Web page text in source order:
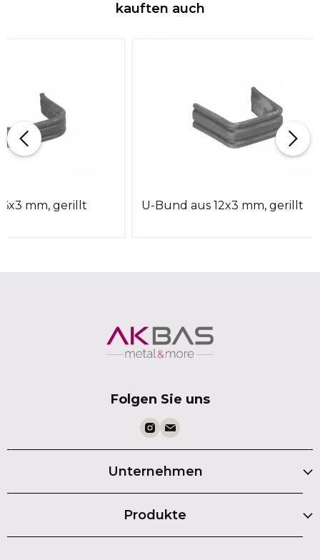
kauften auch
mm, gerillt U-Bund aus 12x3 mm, gerillt
Folgen Sie uns
Unternehmen
Produkte